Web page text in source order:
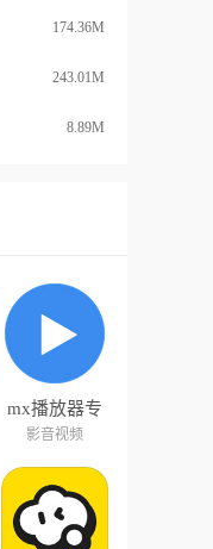
174.36M
243.01M
8.89M
mx播放器专
业版
影音视频